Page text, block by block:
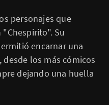
personajes que
Su
encarnar una
los más cómicos
dejando una huella